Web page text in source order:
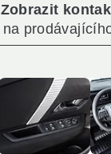
Zobrazit
na